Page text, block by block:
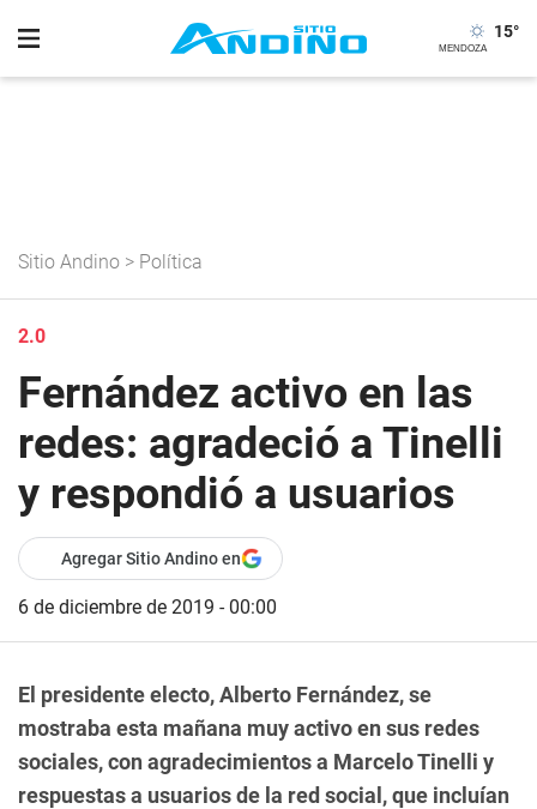
15°
Sitio Andino > Política
2.0
Fernández activo en las
redes: agradeció a Tinelli
y respondió a usuarios
Agregar Sitio Andino en
6 de diciembre de 2019 - 00:00
El presidente electo, Alberto Fernández, se
mostraba esta mañana muy activo en sus redes
sociales, con agradecimientos a Marcelo Tinelli y
respuestas a usuarios de la red social, que incluían